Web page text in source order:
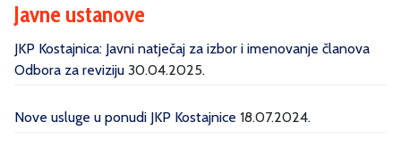
Javne ustanove
JKP Kostajnica: Javni natječaj za izbor i imenovanje članova
Odbora za reviziju 30.04.2025.
Nove usluge u ponudi JKP Kostajnice 18.07.2024.